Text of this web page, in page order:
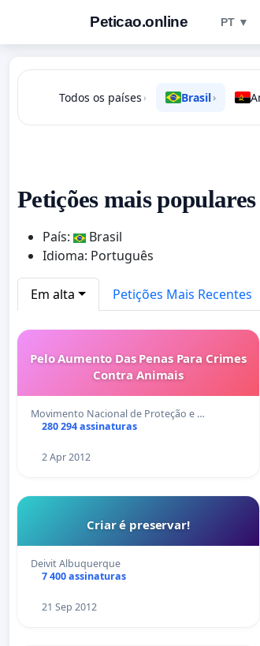
Peticao.online PT ▼
Todos os países › Brasil›
Petições mais
País:
Brasil
Idioma: Português
Em alta Petições Mais Recentes
Pelo Aumento Das Penas Para Crimes
Contra Animais
Movimento Nacional de Proteção e …
280 294 assinaturas
2 Apr 2012
Criar é preservar!
Deivit Albuquerque
7 400 assinaturas
21 Sep 2012